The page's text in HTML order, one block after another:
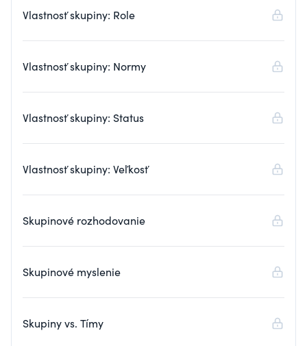
Vlastnosť skupiny: Role
Vlastnosť skupiny: Normy
Vlastnosť skupiny: Status
Vlastnosť skupiny: Veľkosť
Skupinové rozhodovanie
Skupinové myslenie
Skupiny vs. Tímy